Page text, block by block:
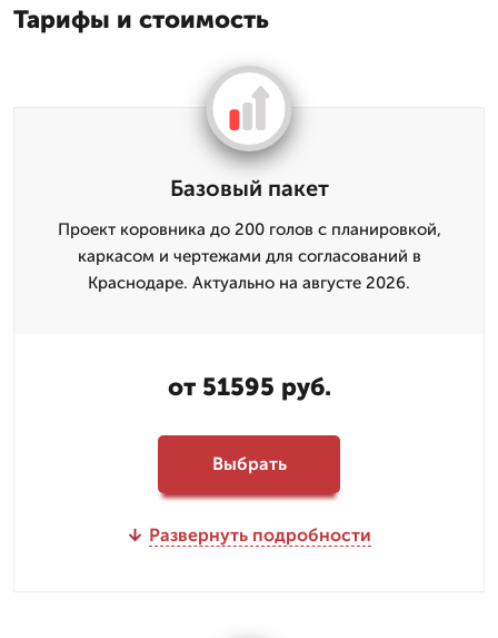
Тарифы и стоимость
Базовый пакет
Проект коровника до 200 голов с планировкой,
каркасом и чертежами для согласований в
Краснодаре. Актуально на августе 2026.
от 51595 руб.
Выбрать
Развернуть подробности